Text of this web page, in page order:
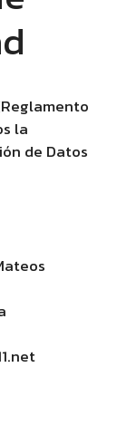
la
de Datos